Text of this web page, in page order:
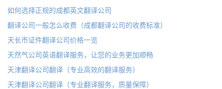
如何选择正规的成都英文翻译公司
翻译公司一般怎么收费（成都翻译公司的收费标准）
天长市证件翻译公司价格一览
天然气公司英语翻译服务，让您的业务更加顺畅
天津翻译公司翻译（专业高效的翻译服务）
天津翻译公司翻译（专业翻译服务，质量保障）